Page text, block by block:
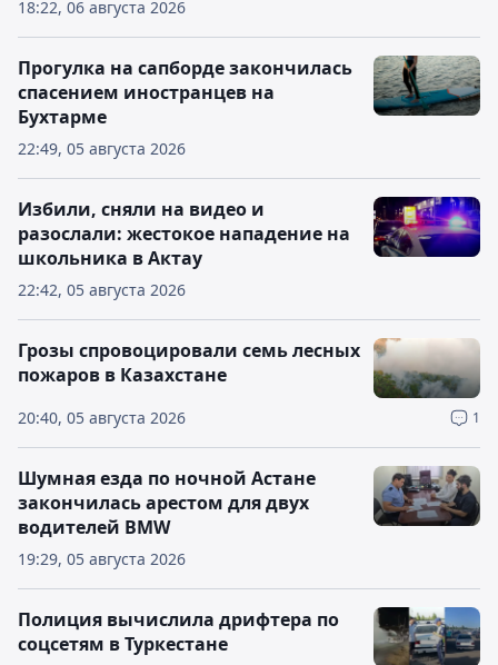
18:22, 06 августа 2026
22:49, 05 августа 2026
Прогулка на сапборде закончилась
спасением иностранцев на
Бухтарме
22:42, 05 августа 2026
Избили, сняли на видео и
разослали: жестокое нападение на
школьника в Актау
20:40, 05 августа 2026 1
Грозы спровоцировали семь лесных
пожаров в Казахстане
19:29, 05 августа 2026
Шумная езда по ночной Астане
закончилась арестом для двух
водителей BMW
Полиция вычислила дрифтера по
соцсетям в Туркестане